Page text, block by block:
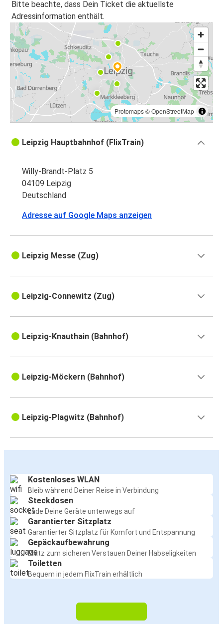
Bitte beachte, dass Dein Ticket die aktuellste
Adressinformation enthält.
Protomaps©OpenStreetMap
Leipzig Hauptbahnhof (FlixTrain)
Willy-Brandt-Platz 5
04109 Leipzig
Deutschland
Adresse auf Google Maps anzeigen
Leipzig Messe (Zug)
Leipzig-Connewitz (Zug)
Leipzig-Knauthain (Bahnhof)
Leipzig-Möckern (Bahnhof)
Leipzig-Plagwitz (Bahnhof)
Kostenloses WLAN
Bleib während Deiner Reise in Verbindung
Steckdosen
Lade Deine Geräte unterwegs auf
Garantierter Sitzplatz
Garantierter Sitzplatz für Komfort und Entspannung
Gepäckaufbewahrung
Platz zum sicheren Verstauen Deiner Habseligkeiten
Toiletten
Bequem in jedem FlixTrain erhältlich